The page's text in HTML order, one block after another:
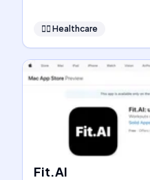
👩‍⚕️ Healthcare
Fit.AI